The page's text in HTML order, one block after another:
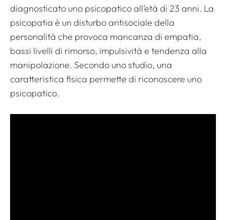
diagnosticato uno psicopatico all’età di 23 anni. La
psicopatia è un disturbo antisociale della
personalità che provoca mancanza di empatia,
bassi livelli di rimorso, impulsività e tendenza alla
manipolazione. Secondo uno studio, una
caratteristica fisica permette di riconoscere uno
psicopatico.